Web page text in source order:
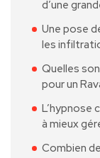
d’une
Une pose
les
Quelles
pour un
L’hypnose
à mieux
Combien